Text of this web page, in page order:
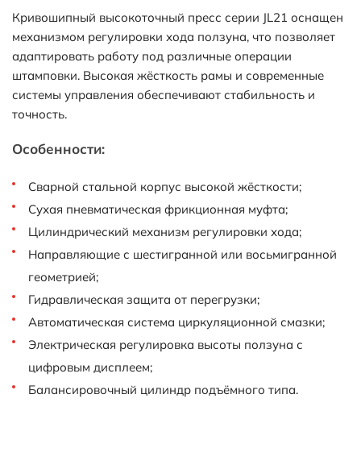
Кривошипный высокоточный пресс серии JL21 оснащен
механизмом регулировки хода ползуна, что позволяет
адаптировать работу под различные операции
штамповки. Высокая жёсткость рамы и современные
системы управления обеспечивают стабильность и
точность.
Особенности:
Сварной стальной корпус высокой жёсткости;
Сухая пневматическая фрикционная муфта;
Цилиндрический механизм регулировки хода;
Направляющие с шестигранной или восьмигранной
геометрией;
Гидравлическая защита от перегрузки;
Автоматическая система циркуляционной смазки;
Электрическая регулировка высоты ползуна с
цифровым дисплеем;
Балансировочный цилиндр подъёмного типа.